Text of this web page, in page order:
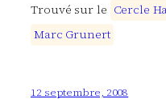
Trouvé sur le Cercle H
Marc Grunert
12 septembre, 2008